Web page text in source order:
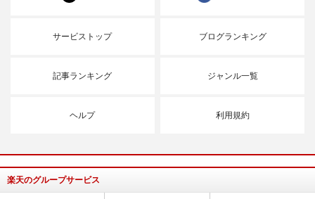
サービストップ ブログランキング
記事ランキング ジャンル一覧
ヘルプ 利用規約
楽天のグループサービス